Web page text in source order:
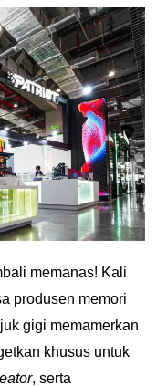
memanas! Kali
produsen memori
gigi memamerkan
khusus untuk
, serta